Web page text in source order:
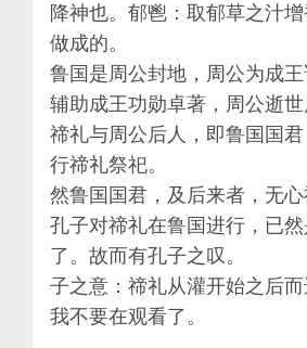
降神也。郁鬯：取郁草之汁
做成的。
鲁国是周公封地，周公为成
辅助成王功勋卓著，周公逝
禘礼与周公后人，即鲁国国
行禘礼祭祀。
然鲁国国君，及后来者，无心
孔子对禘礼在鲁国进行，已
了。故而有孔子之叹。
子之意：禘礼从灌开始之后而
我不要在观看了。